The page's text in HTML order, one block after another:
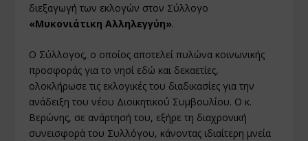
διεξαγωγή των εκλογών στον Σύλλογο
«Μυκονιάτικη Αλληλεγγύη».
Ο Σύλλογος, ο οποίος αποτελεί πυλώνα κοινωνικής
προσφοράς για το νησί εδώ και δεκαετίες,
ολοκλήρωσε τις εκλογικές του διαδικασίες για την
ανάδειξη του νέου Διοικητικού Συμβουλίου. Ο κ.
Βερώνης, σε ανάρτησή του, εξήρε τη διαχρονική
συνεισφορά του Συλλόγου, κάνοντας ιδιαίτερη μνεία